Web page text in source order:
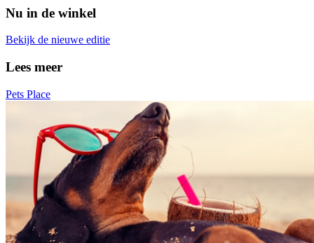
Nu in de winkel
Bekijk de nieuwe editie
Lees meer
Pets Place